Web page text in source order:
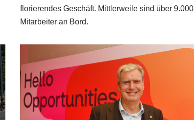
florierendes Geschäft. Mittlerweile sind über 9.000
Mitarbeiter an Bord.